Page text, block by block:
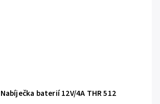
Nabíječka baterií 12V/4A THR 512